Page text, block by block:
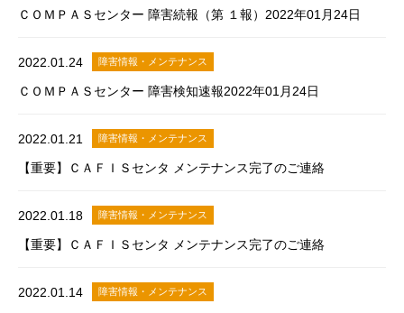
ＣＯＭＰＡＳセンター 障害続報（第 １報）2022年01月24日
2022.01.24 障害情報・メンテナンス
ＣＯＭＰＡＳセンター 障害検知速報2022年01月24日
2022.01.21 障害情報・メンテナンス
【重要】ＣＡＦＩＳセンタ メンテナンス完了のご連絡
2022.01.18 障害情報・メンテナンス
【重要】ＣＡＦＩＳセンタ メンテナンス完了のご連絡
2022.01.14 障害情報・メンテナンス